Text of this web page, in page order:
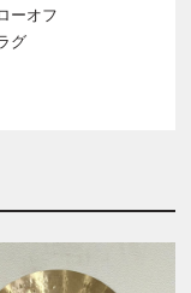
ーオフ
グ